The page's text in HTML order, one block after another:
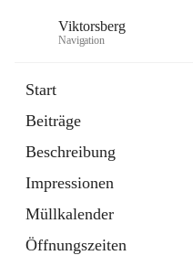
Viktorsberg
Navigation
Start
Beiträge
Beschreibung
Impressionen
Müllkalender
Öffnungszeiten
1 Schnellzugriff
Bürgerservice
10 Schnellzugriffe